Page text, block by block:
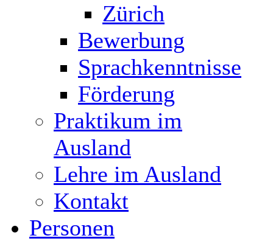
Zürich
Bewerbung
Sprachkenntnisse
Förderung
Praktikum im
Ausland
Lehre im Ausland
Kontakt
Personen